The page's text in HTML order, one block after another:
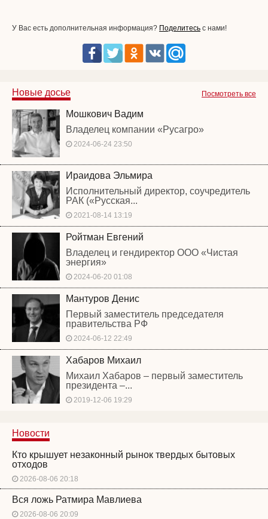
У Вас есть дополнительная информация? Поделитесь с нами!
Посмотреть все
Новые досье
Мошкович Вадим
Владелец компании «Русагро»
2024-06-24 23:50
Ираидова Эльмира
Исполнительный директор, соучредитель
РАК («Русская...
2021-08-14 13:19
Ройтман Евгений
Владелец и гендиректор ООО «Чистая
энергия»
2024-06-20 01:08
Мантуров Денис
Первый заместитель председателя
правительства РФ
2024-06-12 22:49
Хабаров Михаил
Михаил Хабаров – первый заместитель
президента –...
2019-12-06 19:29
Новости
Кто крышует незаконный рынок твердых бытовых
отходов
2026-08-06 20:18
Вся ложь Ратмира Мавлиева
2026-08-06 20:09